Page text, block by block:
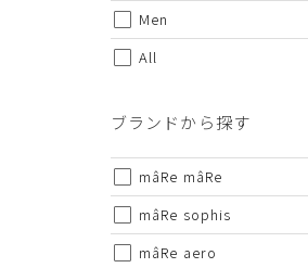
Men
All
ブランドから探す
mâRe mâRe
mâRe sophis
mâRe aero
・掲載されております商品の
・掲載されております画像を
・仕様および外観・価格は予
・当オンラインストアと実店
・ご試着につきましては必ず